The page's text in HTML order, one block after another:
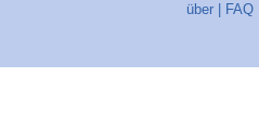
über FAQ